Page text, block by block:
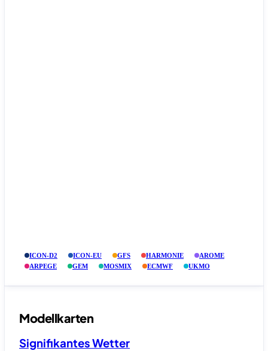
ICON-D2 ICON-EU GFS HARMONIE
AROME
ARPEGE
GEM MOSMIX ECMWF UKMO
Modellkarten
Signifikantes Wetter